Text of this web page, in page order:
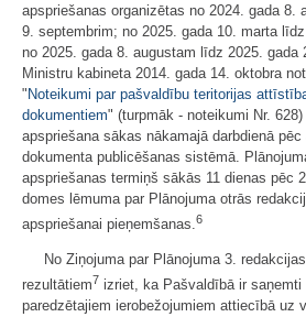
apspriešanas organizētas no 2024. gada 8.
9. septembrim; no 2025. gada 10. marta
no 2025. gada 8. augustam līdz 2025. gada
Ministru kabineta 2014. gada 14. oktobra
"Noteikumi par pašvaldību teritorijas
dokumentiem" (turpmāk - noteikumi Nr.
apspriešana sākas nākamajā darbdienā
dokumenta publicēšanas sistēmā.
apspriešanas termiņš sākās 11 dienas pēc
domes lēmuma par Plānojuma otrās
apspriešanai pieņemšanas. 6
No Ziņojuma par Plānojuma 3.
rezultātiem7 izriet, ka Pašvaldībā ir saņemti
paredzētajiem ierobežojumiem attiecībā uz